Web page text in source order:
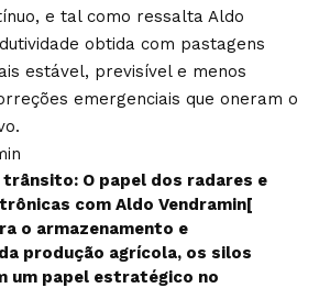
e tal como ressalta Aldo
obtida com pastagens
estável, previsível e menos
emergenciais que oneram o
trânsito: O papel dos radares e
com Aldo Vendramin[
o armazenamento e
produção agrícola, os silos
um papel estratégico no